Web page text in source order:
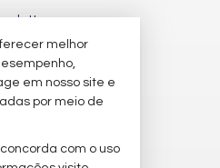
melhor
em nosso site e
por meio de
com o uso